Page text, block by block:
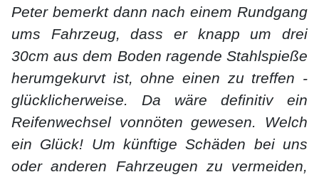
Peter bemerkt dann nach einem Rundgang
ums Fahrzeug, dass er knapp um drei
30cm aus dem Boden ragende Stahlspieße
herumgekurvt ist, ohne einen zu treffen -
glücklicherweise. Da wäre definitiv ein
Reifenwechsel vonnöten gewesen. Welch
ein Glück! Um künftige Schäden bei uns
oder anderen Fahrzeugen zu vermeiden,